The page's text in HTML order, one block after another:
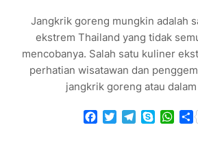
Jangkrik goreng mungkin adalah
ekstrem Thailand yang tidak
mencobanya. Salah satu kuliner
perhatian wisatawan dan
jangkrik goreng atau
Facebook
TwitterTelegram
Skype